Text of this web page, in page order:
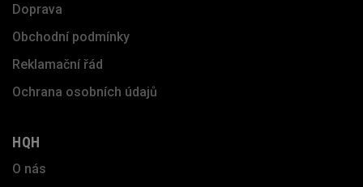
Doprava
Obchodní podmínky
Reklamační řád
Ochrana osobních údajů
HQH
O nás